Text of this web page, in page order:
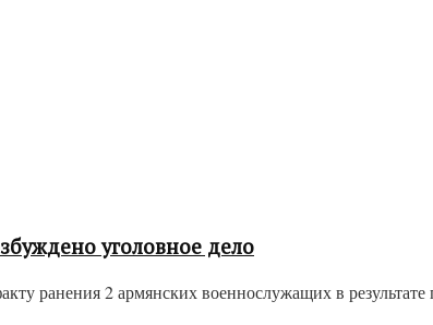
уголовное дело
ранения 2 армянских военнослужащих в